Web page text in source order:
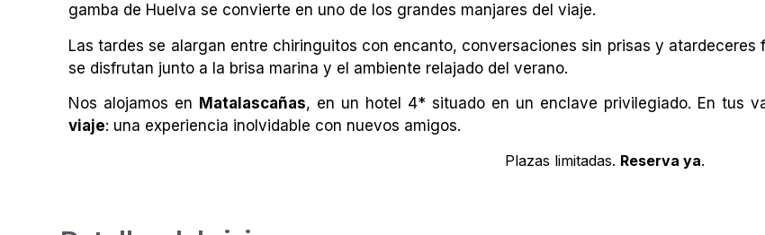
gamba de Huelva se convierte en uno de los grandes manjares del viaje.
Las tardes se alargan entre chiringuitos con encanto, conversaciones sin prisas y
se disfrutan junto a la brisa marina y el ambiente relajado del verano.
Nos alojamos en Matalascañas, en un hotel 4* situado en un enclave privilegiado. En tus
viaje: una experiencia inolvidable con nuevos amigos.
Plazas limitadas. Reserva ya.